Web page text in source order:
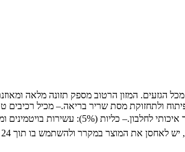
400 גרם מיועדים לחתולים בוגרים מכל הגזעים. המזון
ולתחזוקת מסת שריר בריאה.– מכיל
קפדנית: מבטיח מוצר בטיחותי ואיכותי.📝